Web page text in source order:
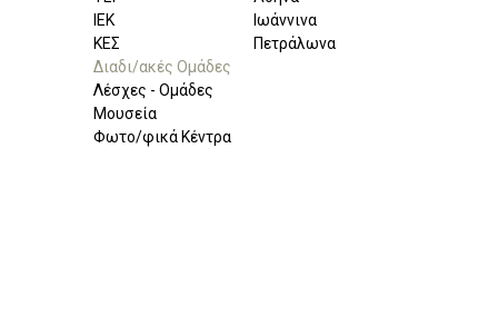
ΙΕΚ
ΚΕΣ
Διαδι/ακές Ομάδες
Λέσχες - Ομάδες
Μουσεία
Φωτο/φικά Κέντρα
Ιωάννινα
Πετράλωνα